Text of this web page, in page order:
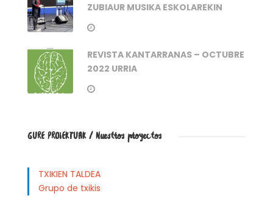
ZUBIAUR MUSIKA ESKOLAREKIN
REVISTA KANTARRANAS – OCTUBRE
2022 URRIA
GURE PROIEKTUAK / Nuestros proyectos
TXIKIEN TALDEA
Grupo de txikis